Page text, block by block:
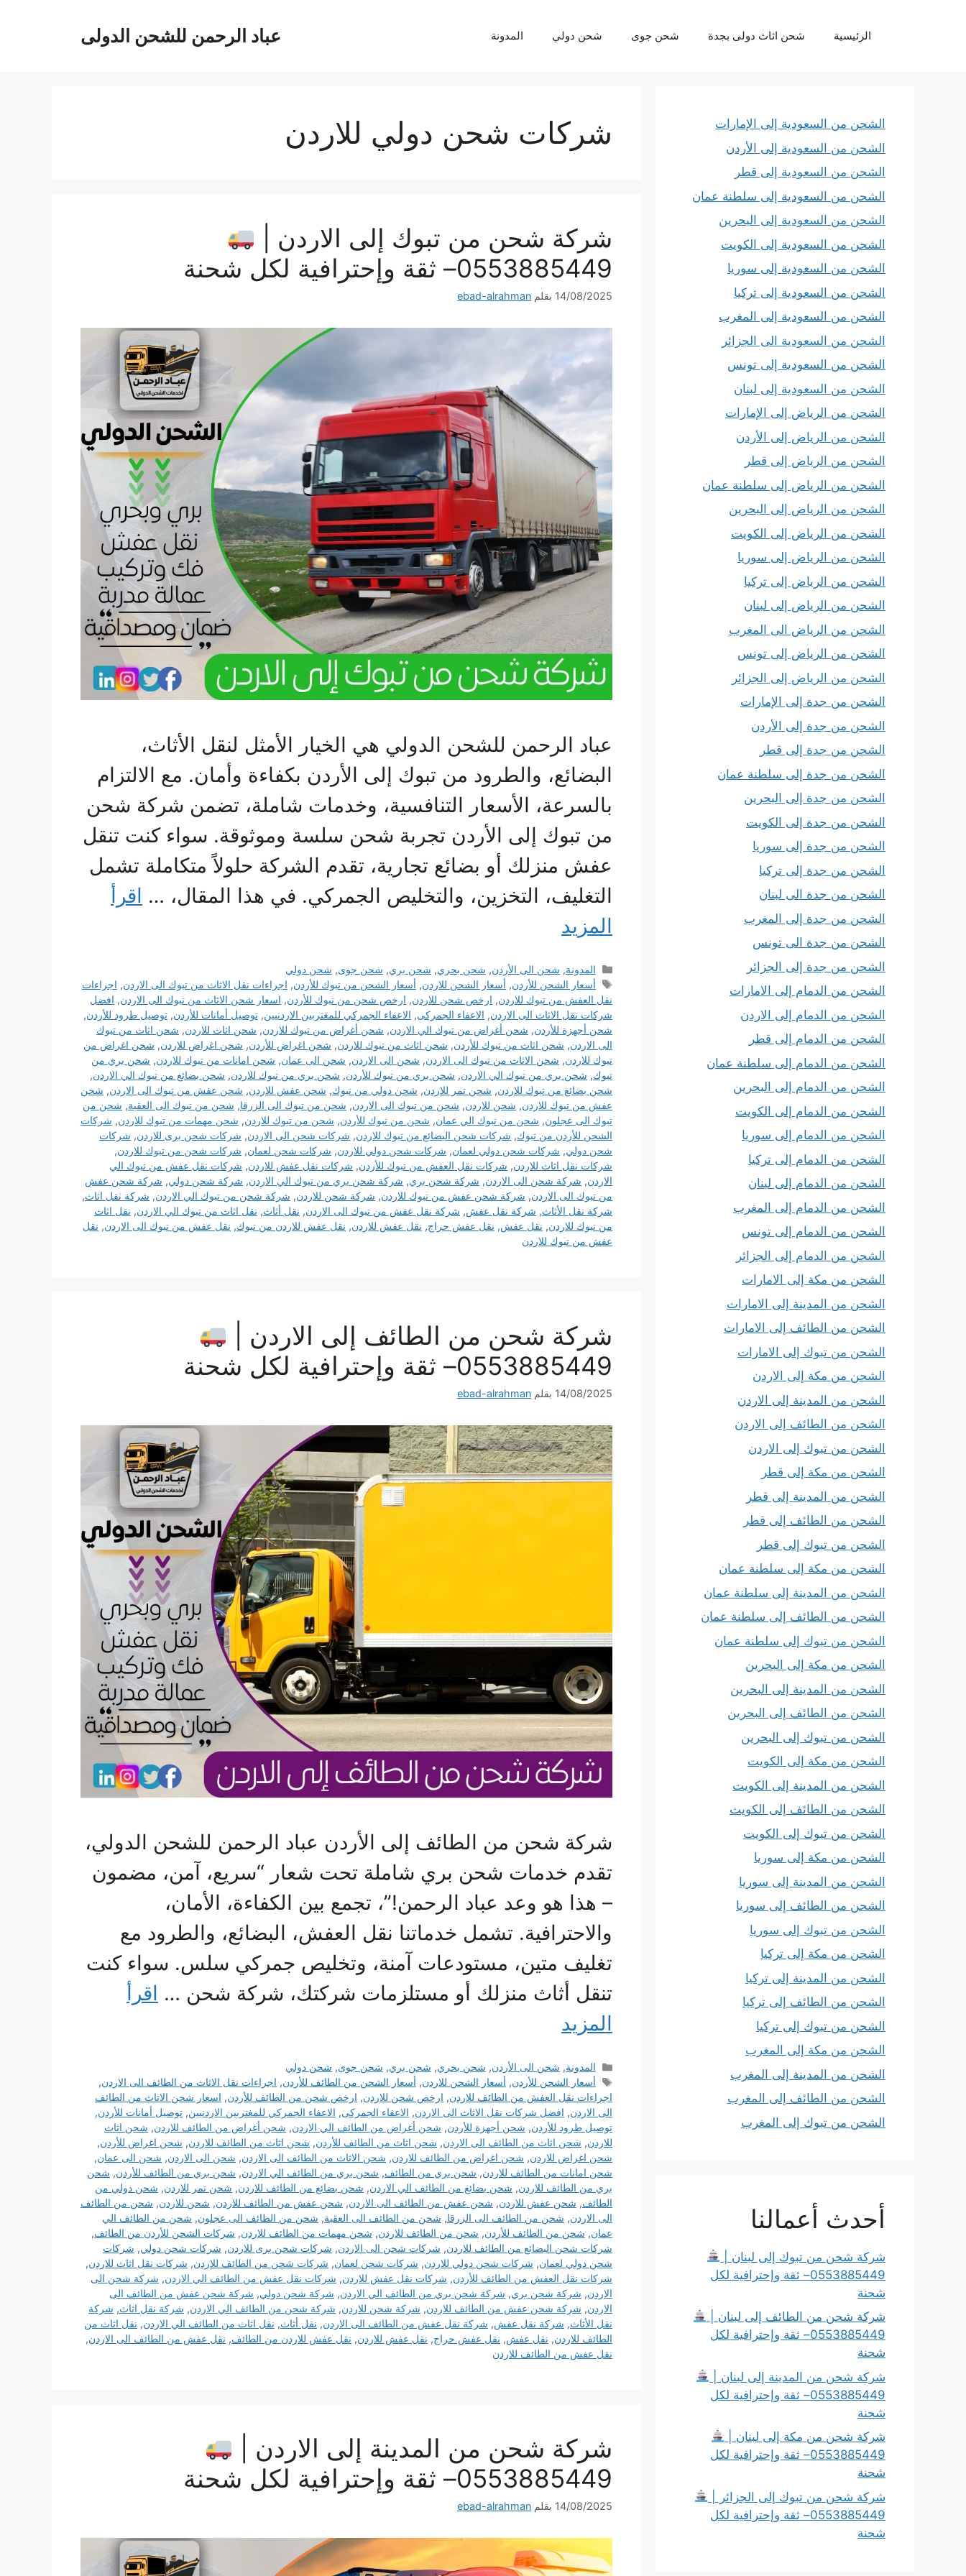
عباد الرحمن للشحن الدولى الرئيسية شحن اثاث دولى بجدة شحن جوى شحن دولي المدونة
شركات شحن دولي للاردن
شركة شحن من تبوك إلى الاردن |
0553885449– ثقة وإحترافية لكل شحنة
14/08/2025 بقلم ebad-alrahman
عباد الرحمن للشحن الدولي هي الخيار الأمثل لنقل الأثاث،
البضائع، والطرود من تبوك إلى الأردن بكفاءة وأمان. مع الالتزام
بالسرعة، الأسعار التنافسية، وخدمات شاملة، تضمن شركة شحن
من تبوك إلى الأردن تجربة شحن سلسة وموثوقة. سواء كنت تنقل
عفش منزلك أو بضائع تجارية، تقدم الشركة حلولاً متكاملة تشمل
التغليف، التخزين، والتخليص الجمركي. في هذا المقال، … اقرأ
المزيد
التصنيفات
المدونة, شحن الى الأردن, شحن بحري, شحن بري, شحن جوى, شحن دولي
الوسوم
أسعار الشحن للأردن, أسعار الشحن للاردن, أسعار الشحن من تبوك للأردن, اجراءات نقل الاثاث من تبوك الى الاردن, اجراءات
نقل العفش من تبوك للاردن, ارخص شحن للاردن, ارخص شحن من تبوك للأردن, اسعار شحن الاثاث من تبوك الى الاردن, افضل
شركات نقل الاثاث الى الاردن, الاعفاء الجمركى, الاعفاء الجمركي للمغتربين الاردنيين, توصيل أمانات للأردن, توصيل طرود للأردن,
شحن أجهزة للأردن, شحن أغراض من تبوك الي الاردن, شحن أغراض من تبوك للاردن, شحن اثاث للاردن, شحن اثاث من تبوك
الى الاردن, شحن اثاث من تبوك للأردن, شحن اثاث من تبوك للاردن, شحن اغراض للأردن, شحن اغراض للاردن, شحن اغراض من
تبوك للاردن, شحن الاثاث من تبوك الى الاردن, شحن الى الاردن, شحن الى عمان, شحن امانات من تبوك للاردن, شحن بري من
تبوك, شحن بري من تبوك الي الاردن, شحن بري من تبوك للأردن, شحن بري من تبوك للاردن, شحن بضائع من تبوك الي الاردن,
شحن بضائع من تبوك للاردن, شحن تمر للاردن, شحن دولي من تبوك, شحن عفش للاردن, شحن عفش من تبوك الى الاردن, شحن
عفش من تبوك للاردن, شحن للاردن, شحن من تبوك الى الاردن, شحن من تبوك الى الزرقا, شحن من تبوك الى العقبة, شحن من
تبوك الى عجلون, شحن من تبوك الي عمان, شحن من تبوك للأردن, شحن من تبوك للاردن, شحن مهمات من تبوك للاردن, شركات
الشحن للأردن من تبوك, شركات شحن البضائع من تبوك للاردن, شركات شحن الى الاردن, شركات شحن برى للاردن, شركات
شحن دولي, شركات شحن دولي لعمان, شركات شحن دولي للاردن, شركات شحن لعمان, شركات شحن من تبوك للاردن,
شركات نقل اثاث للاردن, شركات نقل العفش من تبوك للأردن, شركات نقل عفش للاردن, شركات نقل عفش من تبوك الي
الاردن, شركة شحن الى الاردن, شركة شحن بري, شركة شحن بري من تبوك الي الاردن, شركة شحن دولي, شركة شحن عفش
من تبوك الى الاردن, شركة شحن عفش من تبوك للاردن, شركة شحن للاردن, شركة شحن من تبوك الي الاردن, شركة نقل اثاث,
شركة نقل الأثاث, شركة نقل عفش, شركة نقل عفش من تبوك الى الاردن, نقل أثاث, نقل اثاث من تبوك الي الاردن, نقل اثاث
من تبوك للاردن, نقل عفش, نقل عفش حراج, نقل عفش للاردن, نقل عفش للاردن من تبوك, نقل عفش من تبوك الى الاردن, نقل
عفش من تبوك للاردن
شركة شحن من الطائف إلى الاردن |
0553885449– ثقة وإحترافية لكل شحنة
14/08/2025 بقلم ebad-alrahman
شركة شحن من الطائف إلى الأردن عباد الرحمن للشحن الدولي،
تقدم خدمات شحن بري شاملة تحت شعار “سريع، آمن، مضمون
– هذا هو وعد عباد الرحمن!”، تجمع بين الكفاءة، الأمان،
والاحترافية. تشمل خدماتنا نقل العفش، البضائع، والطرود مع
تغليف متين، مستودعات آمنة، وتخليص جمركي سلس. سواء كنت
تنقل أثاث منزلك أو مستلزمات شركتك، شركة شحن … اقرأ
المزيد
التصنيفات
المدونة, شحن الى الأردن, شحن بحري, شحن بري, شحن جوى, شحن دولي
الوسوم
أسعار الشحن للأردن, أسعار الشحن للاردن, أسعار الشحن من الطائف للأردن, اجراءات نقل الاثاث من الطائف الى الاردن,
اجراءات نقل العفش من الطائف للاردن, ارخص شحن للاردن, ارخص شحن من الطائف للأردن, اسعار شحن الاثاث من الطائف
الى الاردن, افضل شركات نقل الاثاث الى الاردن, الاعفاء الجمركى, الاعفاء الجمركي للمغتربين الاردنيين, توصيل أمانات للأردن,
توصيل طرود للأردن, شحن أجهزة للأردن, شحن أغراض من الطائف الي الاردن, شحن أغراض من الطائف للاردن, شحن اثاث
للاردن, شحن اثاث من الطائف الى الاردن, شحن اثاث من الطائف للأردن, شحن اثاث من الطائف للاردن, شحن اغراض للأردن,
شحن اغراض للاردن, شحن اغراض من الطائف للاردن, شحن الاثاث من الطائف الى الاردن, شحن الى الاردن, شحن الى عمان,
شحن امانات من الطائف للاردن, شحن بري من الطائف, شحن بري من الطائف الي الاردن, شحن بري من الطائف للأردن, شحن
بري من الطائف للاردن, شحن بضائع من الطائف الي الاردن, شحن بضائع من الطائف للاردن, شحن تمر للاردن, شحن دولي من
الطائف, شحن عفش للاردن, شحن عفش من الطائف الى الاردن, شحن عفش من الطائف للاردن, شحن للاردن, شحن من الطائف
الى الاردن, شحن من الطائف الى الزرقا, شحن من الطائف الى العقبة, شحن من الطائف الى عجلون, شحن من الطائف الي
عمان, شحن من الطائف للأردن, شحن من الطائف للاردن, شحن مهمات من الطائف للاردن, شركات الشحن للأردن من الطائف,
شركات شحن البضائع من الطائف للاردن, شركات شحن الى الاردن, شركات شحن برى للاردن, شركات شحن دولي, شركات
شحن دولي لعمان, شركات شحن دولي للاردن, شركات شحن لعمان, شركات شحن من الطائف للاردن, شركات نقل اثاث للاردن,
شركات نقل العفش من الطائف للأردن, شركات نقل عفش للاردن, شركات نقل عفش من الطائف الي الاردن, شركة شحن الى
الاردن, شركة شحن بري, شركة شحن بري من الطائف الي الاردن, شركة شحن دولي, شركة شحن عفش من الطائف الى
الاردن, شركة شحن عفش من الطائف للاردن, شركة شحن للاردن, شركة شحن من الطائف الي الاردن, شركة نقل اثاث, شركة
نقل الأثاث, شركة نقل عفش, شركة نقل عفش من الطائف الى الاردن, نقل أثاث, نقل اثاث من الطائف الي الاردن, نقل اثاث من
الطائف للاردن, نقل عفش, نقل عفش حراج, نقل عفش للاردن, نقل عفش للاردن من الطائف, نقل عفش من الطائف الى الاردن,
نقل عفش من الطائف للاردن
شركة شحن من المدينة إلى الاردن |
0553885449– ثقة وإحترافية لكل شحنة
14/08/2025 بقلم ebad-alrahman
الشحن من السعودية إلى الإمارات
الشحن من السعودية إلى الأردن
الشحن من السعودية إلى قطر
الشحن من السعودية إلى سلطنة عمان
الشحن من السعودية إلى البحرين
الشحن من السعودية إلى الكويت
الشحن من السعودية إلى سوريا
الشحن من السعودية إلى تركيا
الشحن من السعودية إلى المغرب
الشحن من السعودية الى الجزائر
الشحن من السعودية إلى تونس
الشحن من السعودية إلى لبنان
الشحن من الرياض إلى الإمارات
الشحن من الرياض إلى الأردن
الشحن من الرياض إلى قطر
الشحن من الرياض إلى سلطنة عمان
الشحن من الرياض إلى البحرين
الشحن من الرياض إلى الكويت
الشحن من الرياض إلى سوريا
الشحن من الرياض إلى تركيا
الشحن من الرياض إلى لبنان
الشحن من الرياض الى المغرب
الشحن من الرياض إلى تونس
الشحن من الرياض إلى الجزائر
الشحن من جدة إلى الإمارات
الشحن من جدة إلى الأردن
الشحن من جدة إلى قطر
الشحن من جدة إلى سلطنة عمان
الشحن من جدة إلى البحرين
الشحن من جدة إلى الكويت
الشحن من جدة إلى سوريا
الشحن من جدة إلى تركيا
الشحن من جدة الى لبنان
الشحن من جدة إلى المغرب
الشحن من جدة الى تونس
الشحن من جدة إلى الجزائر
الشحن من الدمام إلى الامارات
الشحن من الدمام إلى الاردن
الشحن من الدمام إلى قطر
الشحن من الدمام إلى سلطنة عمان
الشحن من الدمام إلى البحرين
الشحن من الدمام إلى الكويت
الشحن من الدمام إلى سوريا
الشحن من الدمام إلى تركيا
الشحن من الدمام إلى لبنان
الشحن من الدمام إلى المغرب
الشحن من الدمام إلى تونس
الشحن من الدمام إلى الجزائر
الشحن من مكة إلى الامارات
الشحن من المدينة إلى الامارات
الشحن من الطائف إلى الامارات
الشحن من تبوك إلى الامارات
الشحن من مكة إلى الاردن
الشحن من المدينة إلى الاردن
الشحن من الطائف إلى الاردن
الشحن من تبوك إلى الاردن
الشحن من مكة إلى قطر
الشحن من المدينة إلى قطر
الشحن من الطائف إلى قطر
الشحن من تبوك إلى قطر
الشحن من مكة إلى سلطنة عمان
الشحن من المدينة إلى سلطنة عمان
الشحن من الطائف إلى سلطنة عمان
الشحن من تبوك إلى سلطنة عمان
الشحن من مكة إلى البحرين
الشحن من المدينة إلى البحرين
الشحن من الطائف إلى البحرين
الشحن من تبوك إلى البحرين
الشحن من مكة إلى الكويت
الشحن من المدينة إلى الكويت
الشحن من الطائف إلى الكويت
الشحن من تبوك إلى الكويت
الشحن من مكة إلى سوريا
الشحن من المدينة إلى سوريا
الشحن من الطائف إلى سوريا
الشحن من تبوك إلى سوريا
الشحن من مكة إلى تركيا
الشحن من المدينة إلى تركيا
الشحن من الطائف إلى تركيا
الشحن من تبوك إلى تركيا
الشحن من مكة إلى المغرب
الشحن من المدينة إلى المغرب
الشحن من الطائف إلى المغرب
الشحن من تبوك إلى المغرب
أحدث أعمالنا
شركة شحن من تبوك إلى لبنان |
0553885449– ثقة وإحترافية لكل
شحنة
شركة شحن من الطائف إلى لبنان |
0553885449– ثقة وإحترافية لكل
شحنة
شركة شحن من المدينة إلى لبنان |
0553885449– ثقة وإحترافية لكل
شحنة
شركة شحن من مكة إلى لبنان |
0553885449– ثقة وإحترافية لكل
شحنة
شركة شحن من تبوك إلى الجزائر |
0553885449– ثقة وإحترافية لكل
شحنة